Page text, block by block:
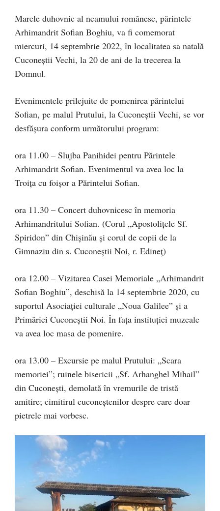
Marele duhovnic al neamului românesc, părintele
Arhimandrit Sofian Boghiu, va fi comemorat
miercuri, 14 septembrie 2022, în localitatea sa natală
Cuconeștii Vechi, la 20 de ani de la trecerea la
Domnul.
Evenimentele prilejuite de pomenirea părintelui
Sofian, pe malul Prutului, la Cuconeștii Vechi, se vor
desfășura conform următorului program:
ora 11.00 – Slujba Panihidei pentru Părintele
Arhimandrit Sofian. Evenimentul va avea loc la
Troița cu foișor a Părintelui Sofian.
ora 11.30 – Concert duhovnicesc în memoria
Arhimandritului Sofian. (Corul „Apostolițele Sf.
Spiridon” din Chișinău și corul de copii de la
Gimnaziu din s. Cuconeștii Noi, r. Edineț)
ora 12.00 – Vizitarea Casei Memoriale „Arhimandrit
Sofian Boghiu”, deschisă la 14 septembrie 2020, cu
suportul Asociației culturale „Noua Galilee” și a
Primăriei Cuconeștii Noi. În fața instituției muzeale
va avea loc masa de pomenire.
ora 13.00 – Excursie pe malul Prutului: „Scara
memoriei”; ruinele bisericii „Sf. Arhanghel Mihail”
din Cuconești, demolată în vremurile de tristă
amitire; cimitirul cuconeștenilor despre care doar
pietrele mai vorbesc.